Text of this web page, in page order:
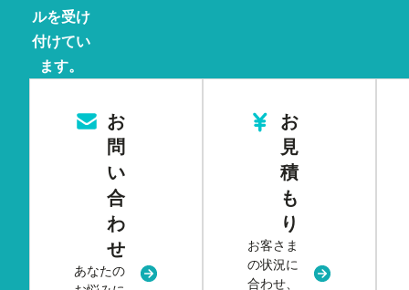
ルを受け
付けてい
ます。
お
問
い
合
わ
せ
あなたの
新規タブまたはウィンドウで開く
お
見
積
も
り
お客さま
の状況に
合わせ、
新規タブま